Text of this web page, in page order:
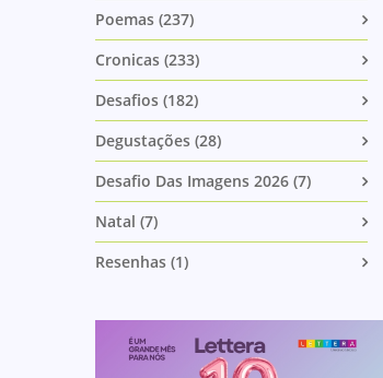
Poemas (237)
Cronicas (233)
Desafios (182)
Degustações (28)
Desafio Das Imagens 2026 (7)
Natal (7)
Resenhas (1)